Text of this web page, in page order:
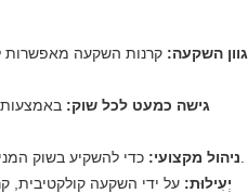
גוון השקעה: קרנות השקעה מאפשרות
גישה כמעט לכל שוק: באמצעות
ניהול מקצועי:
יְעִילוּת: על ידי השקעה קולקטיבית,